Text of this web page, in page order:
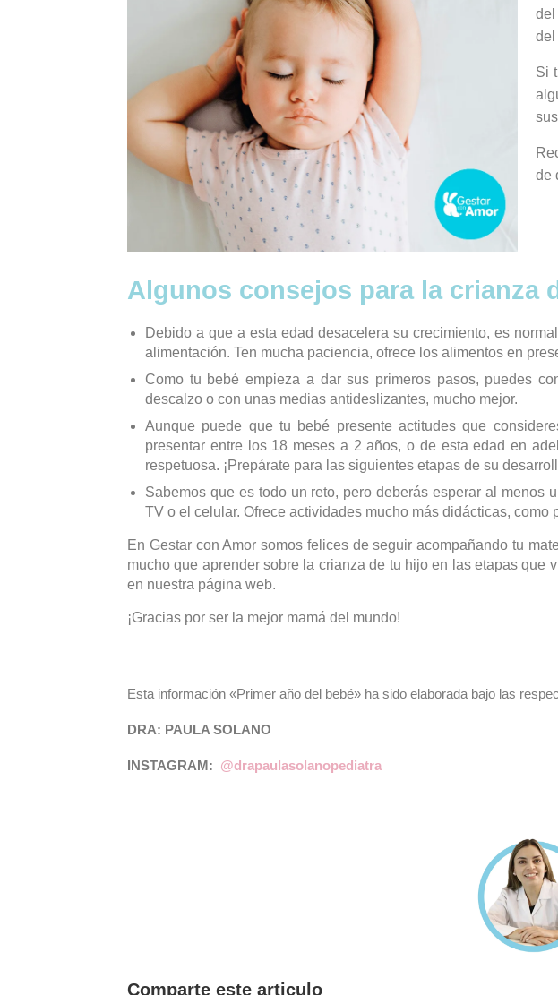
del
del
Si
de
Algunos consejos para la crianza
Debido a que a esta edad desacelera su crecimiento, es
alimentación. Ten mucha paciencia, ofrece los alimentos en
Como tu bebé empieza a dar sus primeros pasos, puedes
descalzo o con unas medias antideslizantes, mucho mejor.
Aunque puede que tu bebé presente actitudes que
presentar entre los 18 meses a 2 años, o de esta edad en
respetuosa. ¡Prepárate para las siguientes etapas de su
Sabemos que es todo un reto, pero deberás esperar al menos
TV o el celular. Ofrece actividades mucho más didácticas,
En Gestar con Amor somos felices de seguir acompañando tu
mucho que aprender sobre la crianza de tu hijo en las etapas
en nuestra página web.
¡Gracias por ser la mejor mamá del mundo!
Esta información «Primer año del bebé» ha sido elaborada bajo las
DRA: PAULA SOLANO
INSTAGRAM: @drapaulasolanopediatra
Comparte este articulo